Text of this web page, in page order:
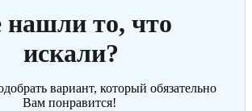
нашли то, что
искали?
вариант, который обязательно
Вам понравится!